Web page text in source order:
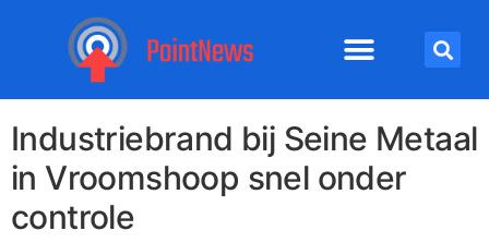
Industriebrand bij Seine Metaal
in Vroomshoop snel onder
controle